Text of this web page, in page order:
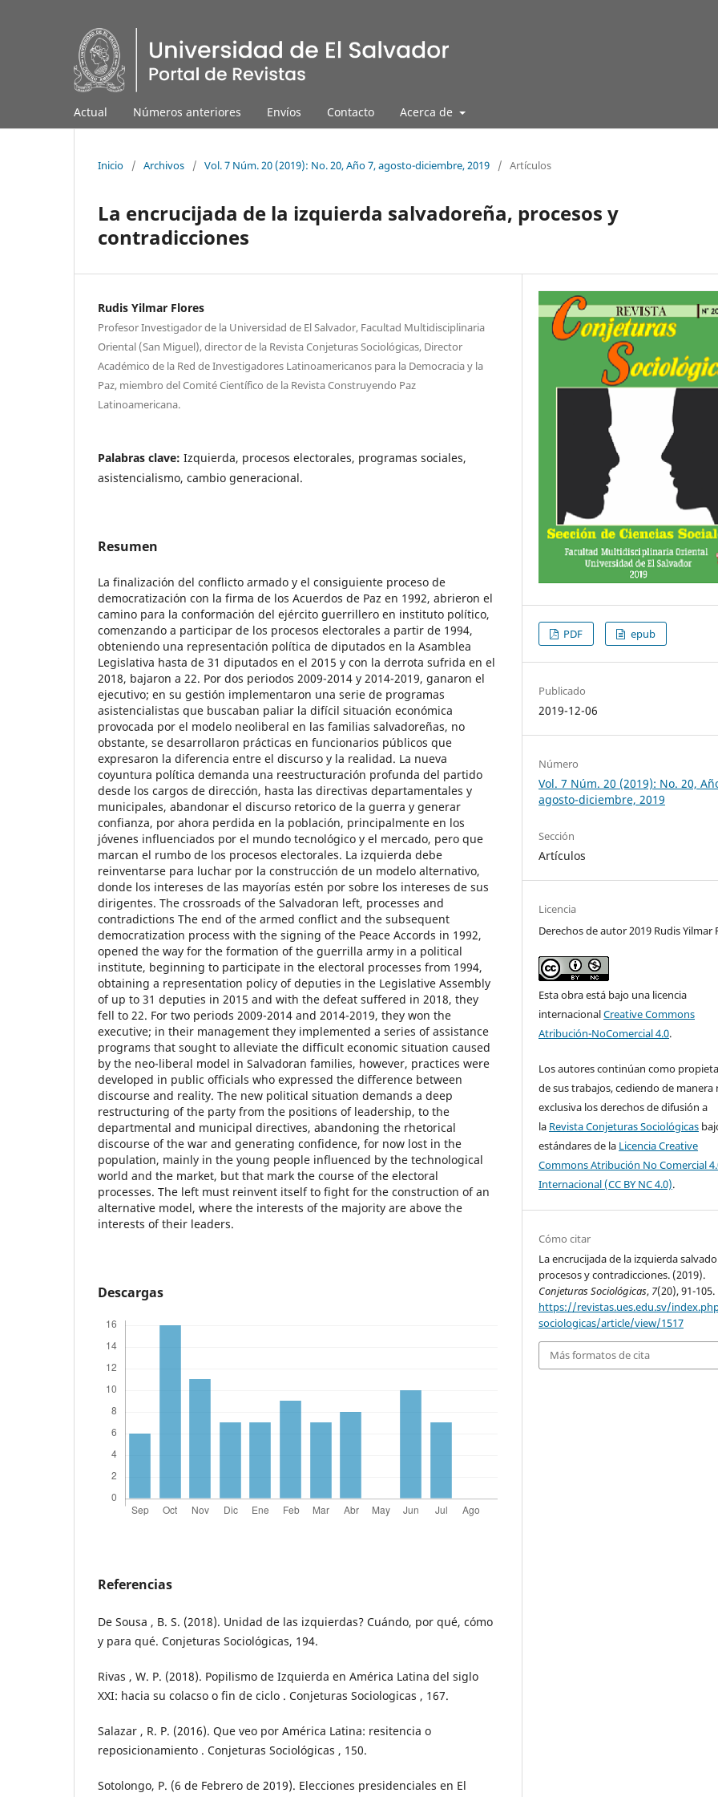
Actual Números anteriores Envíos Contacto Acerca de
Inicio / Archivos / Vol. 7 Núm. 20 (2019): No. 20, Año 7, agosto-diciembre, 2019 / Artículos
La encrucijada de la izquierda salvadoreña, procesos y
contradicciones
Rudis Yilmar Flores
Profesor Investigador de la Universidad de El Salvador, Facultad Multidisciplinaria
Oriental (San Miguel), director de la Revista Conjeturas Sociológicas, Director
Académico de la Red de Investigadores Latinoamericanos para la Democracia y la
Paz, miembro del Comité Científico de la Revista Construyendo Paz
Latinoamericana.
Palabras clave: Izquierda, procesos electorales, programas sociales,
asistencialismo, cambio generacional.
Resumen
La finalización del conflicto armado y el consiguiente proceso de
democratización con la firma de los Acuerdos de Paz en 1992, abrieron el
camino para la conformación del ejército guerrillero en instituto político,
comenzando a participar de los procesos electorales a partir de 1994,
obteniendo una representación política de diputados en la Asamblea
Legislativa hasta de 31 diputados en el 2015 y con la derrota sufrida en el
2018, bajaron a 22. Por dos periodos 2009-2014 y 2014-2019, ganaron el
ejecutivo; en su gestión implementaron una serie de programas
asistencialistas que buscaban paliar la difícil situación económica
provocada por el modelo neoliberal en las familias salvadoreñas, no
obstante, se desarrollaron prácticas en funcionarios públicos que
expresaron la diferencia entre el discurso y la realidad. La nueva
coyuntura política demanda una reestructuración profunda del partido
desde los cargos de dirección, hasta las directivas departamentales y
municipales, abandonar el discurso retorico de la guerra y generar
confianza, por ahora perdida en la población, principalmente en los
jóvenes influenciados por el mundo tecnológico y el mercado, pero que
marcan el rumbo de los procesos electorales. La izquierda debe
reinventarse para luchar por la construcción de un modelo alternativo,
donde los intereses de las mayorías estén por sobre los intereses de sus
dirigentes. The crossroads of the Salvadoran left, processes and
contradictions The end of the armed conflict and the subsequent
democratization process with the signing of the Peace Accords in 1992,
opened the way for the formation of the guerrilla army in a political
institute, beginning to participate in the electoral processes from 1994,
obtaining a representation policy of deputies in the Legislative Assembly
of up to 31 deputies in 2015 and with the defeat suffered in 2018, they
fell to 22. For two periods 2009-2014 and 2014-2019, they won the
executive; in their management they implemented a series of assistance
programs that sought to alleviate the difficult economic situation caused
by the neo-liberal model in Salvadoran families, however, practices were
developed in public officials who expressed the difference between
discourse and reality. The new political situation demands a deep
restructuring of the party from the positions of leadership, to the
departmental and municipal directives, abandoning the rhetorical
discourse of the war and generating confidence, for now lost in the
population, mainly in the young people influenced by the technological
world and the market, but that mark the course of the electoral
processes. The left must reinvent itself to fight for the construction of an
alternative model, where the interests of the majority are above the
interests of their leaders.
Descargas
Referencias
De Sousa , B. S. (2018). Unidad de las izquierdas? Cuándo, por qué, cómo
y para qué. Conjeturas Sociológicas, 194.
Rivas , W. P. (2018). Popilismo de Izquierda en América Latina del siglo
XXI: hacia su colacso o fin de ciclo . Conjeturas Sociologicas , 167.
Salazar , R. P. (2016). Que veo por América Latina: resitencia o
reposicionamiento . Conjeturas Sociológicas , 150.
Sotolongo, P. (6 de Febrero de 2019). Elecciones presidenciales en El
PDF epub
Publicado
2019-12-06
Número
Vol. 7 Núm. 20 (2019): No. 20,
agosto-diciembre, 2019
Sección
Artículos
Licencia
Derechos de autor 2019 Rudis Yilmar
Esta obra está bajo una licencia
internacionalCreative Commons
Atribución-NoComercial 4.0.
Los autores continúan como
de sus trabajos, cediendo de manera
exclusiva los derechos de difusión a
la Revista Conjeturas Sociológicas
estándares de la Licencia Creative
Commons Atribución No Comercial
Internacional (CC BY NC 4.0).
Cómo citar
La encrucijada de la izquierda
procesos y contradicciones. (2019).
Conjeturas Sociológicas, 7(20), 91-105.
https://revistas.ues.edu.sv/
sociologicas/article/view/1517
Más formatos de cita